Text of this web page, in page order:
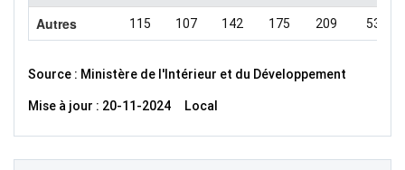
Autres 115 107 142 175 209 53
Source : Ministère de l'Intérieur et du Développement
Local
Mise à jour : 20-11-2024